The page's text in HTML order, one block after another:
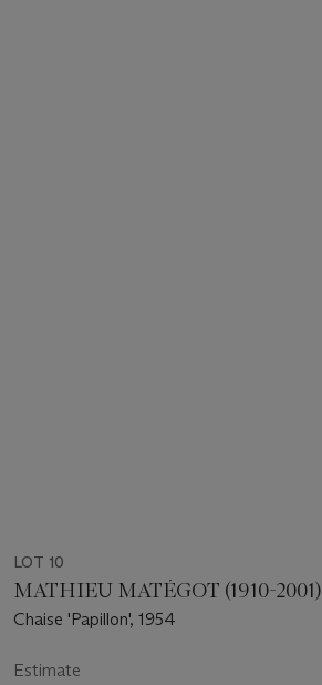
LOT 10
MATHIEU MATÉGOT (1910-2001)
Chaise 'Papillon', 1954
Estimate